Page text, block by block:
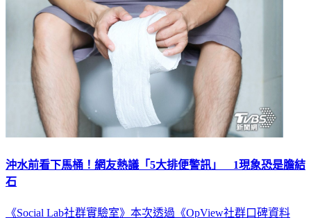
沖水前看下馬桶！網友熱議「5大排便警訊」 1現象恐是膽結
石
《Social Lab社群實驗室》本次透過《OpView社群口碑資料